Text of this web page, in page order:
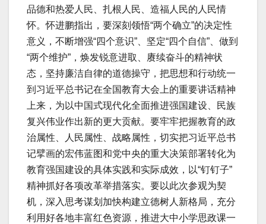
品德和热爱人民、扎根人民、造福人民的人民情
怀。怀进鹏指出，要深刻领悟“两个确立”的决定性
意义，不断增强“四个意识”、坚定“四个自信”、做到
“两个维护”，焕发锐意进取、赓续奋斗的精神状
态，坚持廉洁自律的道德操守，把思想和行动统一
到习近平总书记在全国教育大会上的重要讲话精神
上来，为以中国式现代化全面推进强国建设、民族
复兴伟业作出新的更大贡献。要牢牢把握教育的政
治属性、人民属性、战略属性，切实把习近平总书
记擘画的宏伟蓝图和党中央的重大决策部署转化为
教育强国建设的具体实践和实际成效，以“钉钉子”
精神抓好各项改革举措落实。要以此次参观为契
机，深入思考谋划加快构建立德树人新格局，充分
利用好各地丰富红色资源，推进大中小学思政课一